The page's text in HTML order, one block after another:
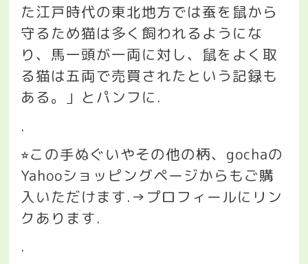
た江戸時代の東北地方では蚕を鼠から
守るため猫は多く飼われるようにな
り、馬一頭が一両に対し、鼠をよく取
る猫は五両で売買されたという記録も
ある。」とパンフに .
.
⭐︎この手ぬぐいやその他の柄、 gochaの
Yahooショッピングページからもご購
入いただけます.→ プロフィールにリン
クあります.
.